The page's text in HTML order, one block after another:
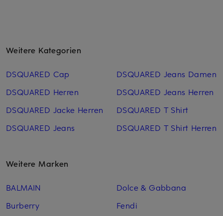
Weitere Kategorien
DSQUARED Cap
DSQUARED Herren
DSQUARED Jacke Herren
DSQUARED Jeans
DSQUARED Jeans Damen
DSQUARED Jeans Herren
DSQUARED T Shirt
DSQUARED T Shirt Herren
Weitere Marken
BALMAIN
Burberry
Dolce & Gabbana
Fendi